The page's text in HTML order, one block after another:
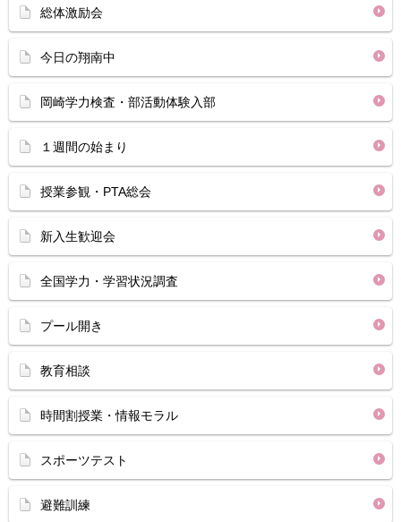
総体激励会
今日の翔南中
岡崎学力検査・部活動体験入部
１週間の始まり
授業参観・PTA総会
新入生歓迎会
全国学力・学習状況調査
プール開き
教育相談
時間割授業・情報モラル
スポーツテスト
避難訓練